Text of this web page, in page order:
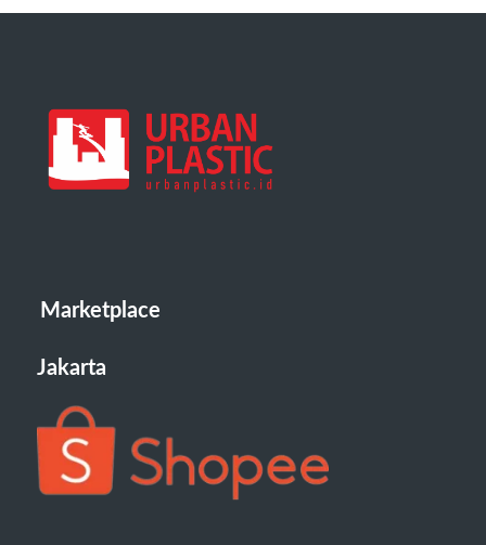
Marketplace
Jakarta